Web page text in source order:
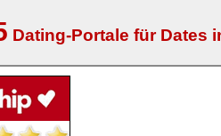
Dating-Portale für Dates